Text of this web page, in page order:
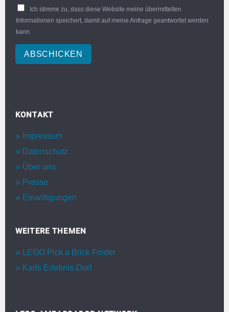
Ich stimme zu, dass diese Website meine übermittelten
Informationen speichert, damit auf meine Anfrage geantwortet werden
kann.
ABSCHICKEN
KONTAKT
Impressum
Datenschutz
Über uns
Presse
Einwilligungen
WEITERE THEMEN
LEGO Pick a Brick Finder
Karls Erlebnis-Dorf